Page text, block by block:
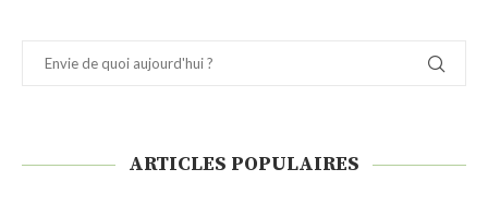
ARTICLES POPULAIRES